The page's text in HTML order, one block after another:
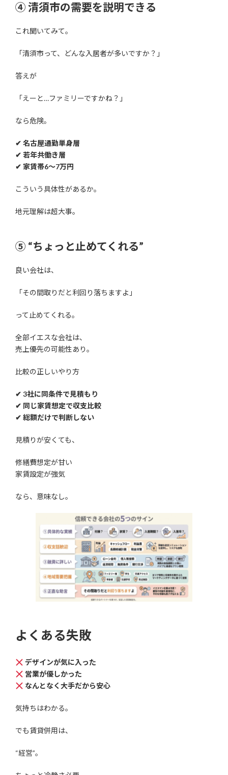
④ 清須市の需要を説明できる
これ聞いてみて。
「清須市って、どんな入居者が多いですか？」
答えが
「えーと…ファミリーですかね？」
なら危険。
✔ 名古屋通勤単身層
✔ 若年共働き層
✔ 家賃帯6〜7万円
こういう具体性があるか。
地元理解は超大事。
⑤ “ちょっと止めてくれる”
良い会社は、
「その間取りだと利回り落ちますよ」
って止めてくれる。
全部イエスな会社は、
売上優先の可能性あり。
比較の正しいやり方
✔ 3社に同条件で見積もり
✔ 同じ家賃想定で収支比較
✔ 総額だけで判断しない
見積りが安くても、
修繕費想定が甘い
家賃設定が強気
なら、意味なし。
よくある失敗
デザインが気に入った
営業が優しかった
なんとなく大手だから安心
気持ちはわかる。
でも賃貸併用は、
“経営”。